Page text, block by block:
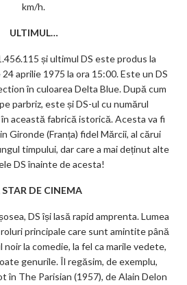
km/h.
ULTIMUL…
și ultimul DS este produs la
aprilie 1975 la ora 15:00. Este un DS
în culoarea Delta Blue. După cum
parbriz, este și DS-ul cu numărul
această fabrică istorică. Acesta va fi
Gironde (Franța) fidel Mărcii, al cărui
timpului, dar care a mai deținut alte
DS înainte de acesta!
STAR DE CINEMA
DS își lasă rapid amprenta. Lumea
principale care sunt amintite până
noir la comedie, la fel ca marile vedete,
genurile. Îl regăsim, de exemplu,
în The Parisian (1957), de Alain Delon